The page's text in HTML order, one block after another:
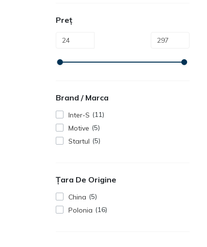
Preț
Brand / Marca
Inter-S
11
Motive
5
Startul
5
Țara De Origine
China
5
Polonia
16